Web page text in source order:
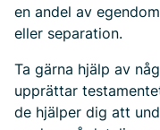
en andel av
eller separation.
Ta gärna hjälp av
upprättar
de hjälper dig att